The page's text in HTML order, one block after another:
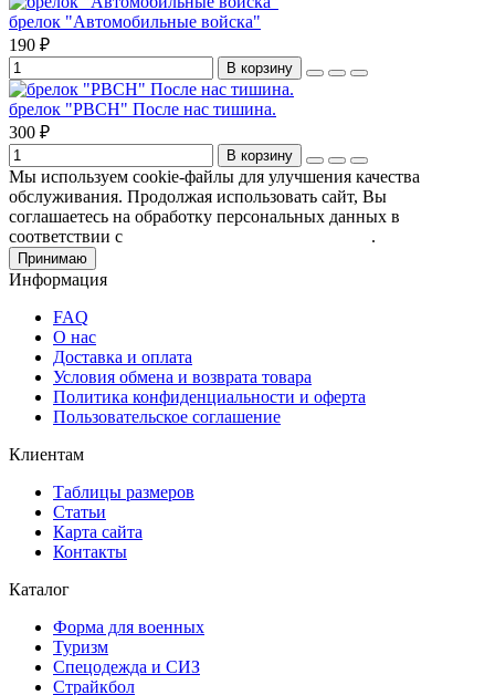
брелок "Автомобильные войска"
190 ₽
В корзину
брелок "РВСН" После нас тишина.
300 ₽
В корзину
Мы используем cookie-файлы для улучшения качества
обслуживания. Продолжая использовать сайт, Вы
соглашаетесь на обработку персональных данных в
соответствии с
.
Принимаю
Информация
FAQ
О нас
Доставка и оплата
Условия обмена и возврата товара
Политика конфиденциальности и оферта
Пользовательское соглашение
Клиентам
Таблицы размеров
Статьи
Карта сайта
Контакты
Каталог
Форма для военных
Туризм
Спецодежда и СИЗ
Страйкбол